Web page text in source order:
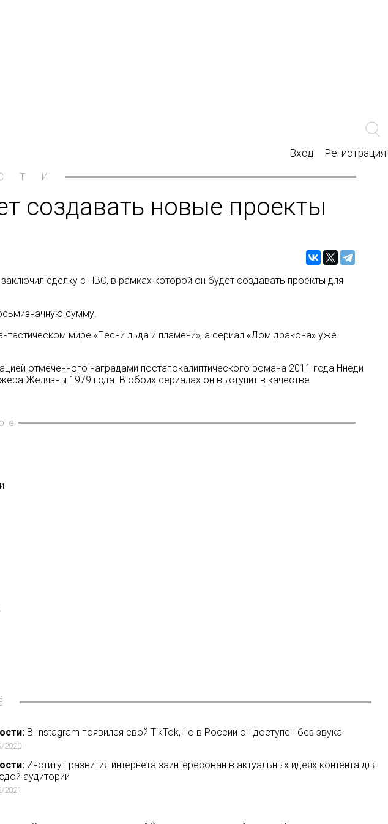
Вход Регистрация
создавать новые проекты
сделку с HBO, в рамках которой он будет создавать проекты для
сумму.
мире «Песни льда и пламени», а сериал «Дом дракона» уже
отмеченного наградами постапокалиптического романа 2011 года Ннеди
Желязны 1979 года. В обоих сериалах он выступит в качестве
В Instagram появился свой TikTok, но в России он доступен без звука
2020
Институт развития интернета заинтересован в актуальных идеях контента для
аудитории
2021